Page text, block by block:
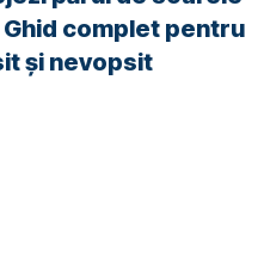
complet pentru
și nevopsit
cele mai bogate